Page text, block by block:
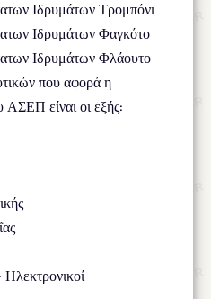
Ιδρυμάτων Τρομπόνι
Ιδρυμάτων Φαγκότο
Ιδρυμάτων Φλάουτο
που αφορά η
είναι οι εξής: